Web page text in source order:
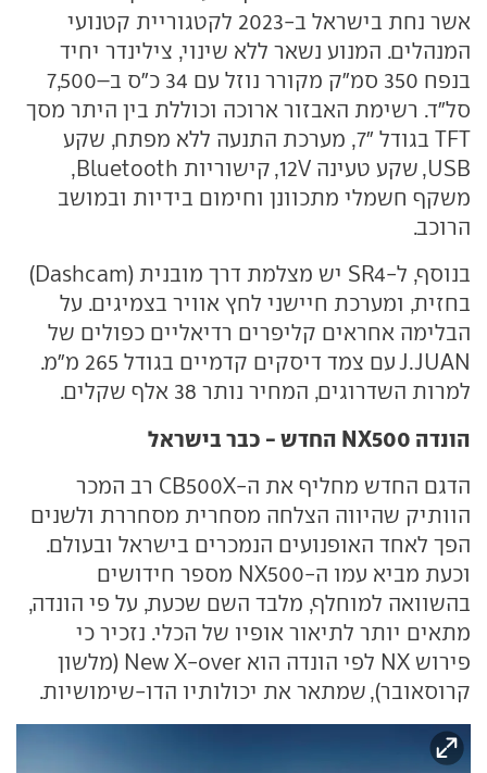
אשר נחת בישראל ב-2023 לקטגוריית קטנועי
המנהלים. המנוע נשאר ללא שינוי, צילינדר יחיד
בנפח 350 סמ"ק מקורר נוזל עם 34 כ"ס ב–7,500
סל"ד. רשימת האבזור ארוכה וכוללת בין היתר מסך
TFT בגודל "7, מערכת התנעה ללא מפתח, שקע
USB, שקע טעינה 12V, קישוריות Bluetooth,
משקף חשמלי מתכוונן וחימום בידיות ובמושב
הרוכב.
בנוסף, ל-SR4 יש מצלמת דרך מובנית (Dashcam)
בחזית, ומערכת חיישני לחץ אוויר בצמיגים. על
הבלימה אחראים קליפרים רדיאליים כפולים של
J.JUAN עם צמד דיסקים קדמיים בגודל 265 מ"מ.
למרות השדרוגים, המחיר נותר 38 אלף שקלים.
הונדה NX500 החדש - כבר בישראל
הדגם החדש מחליף את ה-CB500X רב המכר
הוותיק שהיווה הצלחה מסחרית מסחררת ולשנים
הפך לאחד האופנועים הנמכרים בישראל ובעולם.
וכעת מביא עמו ה-NX500 מספר חידושים
בהשוואה למוחלף, מלבד השם שכעת, על פי הונדה,
מתאים יותר לתיאור אופיו של הכלי. נזכיר כי
פירוש NX לפי הונדה הוא New X-over (מלשון
קרוסאובר), שמתאר את יכולותיו הדו-שימושיות.